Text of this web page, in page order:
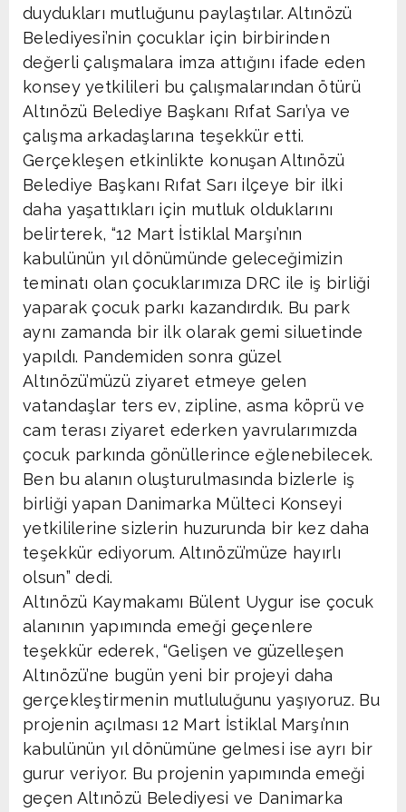
duydukları mutluğunu paylaştılar. Altınözü
Belediyesi’nin çocuklar için birbirinden
değerli çalışmalara imza attığını ifade eden
konsey yetkilileri bu çalışmalarından ötürü
Altınözü Belediye Başkanı Rıfat Sarı’ya ve
çalışma arkadaşlarına teşekkür etti.
Gerçekleşen etkinlikte konuşan Altınözü
Belediye Başkanı Rıfat Sarı ilçeye bir ilki
daha yaşattıkları için mutluk olduklarını
belirterek, “12 Mart İstiklal Marşı’nın
kabulünün yıl dönümünde geleceğimizin
teminatı olan çocuklarımıza DRC ile iş birliği
yaparak çocuk parkı kazandırdık. Bu park
aynı zamanda bir ilk olarak gemi siluetinde
yapıldı. Pandemiden sonra güzel
Altınözü’müzü ziyaret etmeye gelen
vatandaşlar ters ev, zipline, asma köprü ve
cam terası ziyaret ederken yavrularımızda
çocuk parkında gönüllerince eğlenebilecek.
Ben bu alanın oluşturulmasında bizlerle iş
birliği yapan Danimarka Mülteci Konseyi
yetkililerine sizlerin huzurunda bir kez daha
teşekkür ediyorum. Altınözü’müze hayırlı
olsun” dedi.
Altınözü Kaymakamı Bülent Uygur ise çocuk
alanının yapımında emeği geçenlere
teşekkür ederek, “Gelişen ve güzelleşen
Altınözü’ne bugün yeni bir projeyi daha
gerçekleştirmenin mutluluğunu yaşıyoruz. Bu
projenin açılması 12 Mart İstiklal Marşı’nın
kabulünün yıl dönümüne gelmesi ise ayrı bir
gurur veriyor. Bu projenin yapımında emeği
geçen Altınözü Belediyesi ve Danimarka